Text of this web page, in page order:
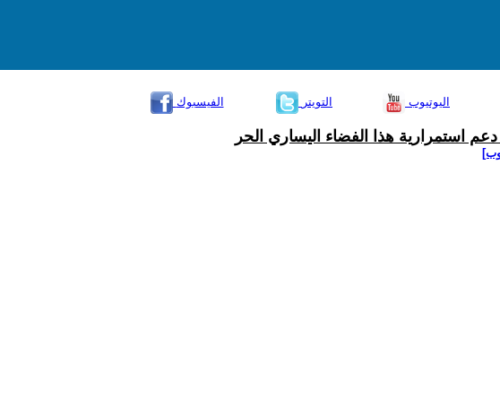
الفيسبوك
التويتر اليوتيوب
استمرارية هذا الفضاء اليساري الحر